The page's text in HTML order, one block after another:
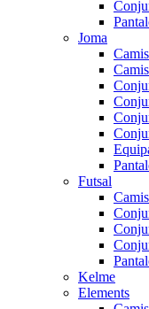
Joma
Futsal
Kelme
Elements